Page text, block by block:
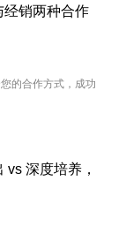
经销两种合作
的合作方式，成功
深度培养，